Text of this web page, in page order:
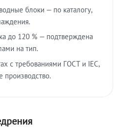
блоки — по каталогу,
до 120 % — подтверждена
на тип.
с требованиями ГОСТ и IEC,
производство.